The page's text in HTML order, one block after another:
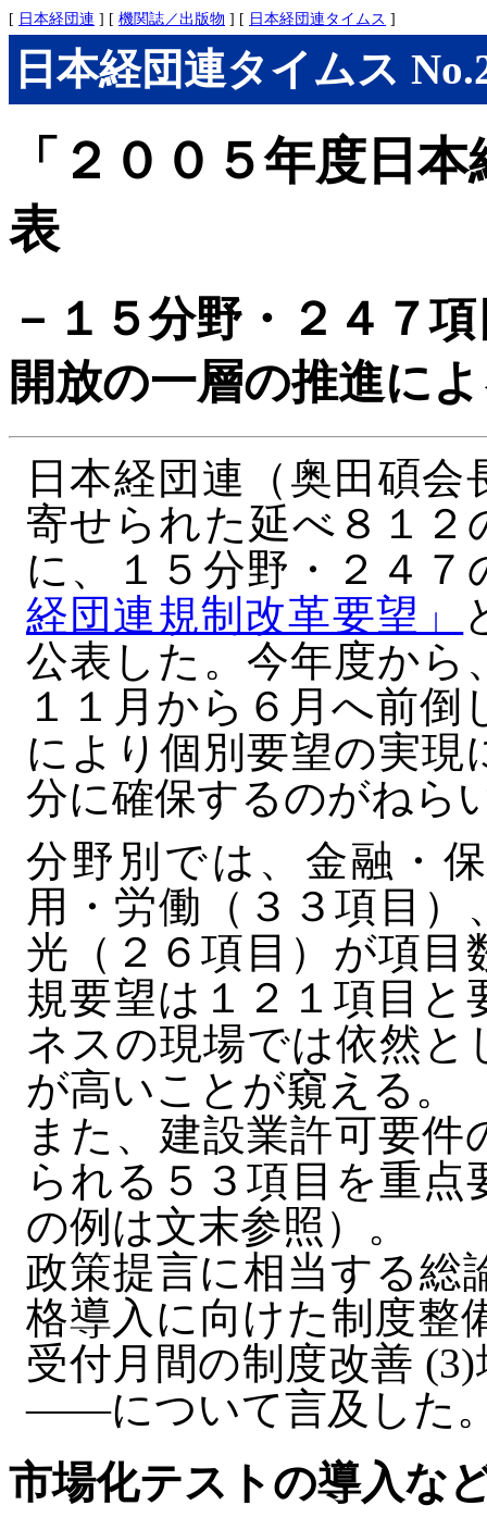
[ 日本経団連 ] [ 機関誌／出版物 ] [ 日本経団連タイムス ]
日本経団連タイムス
「２００５年度日
表
－１５分野・２４７
開放の一層の推進に
日本経団連（奥田碩
寄せられた延べ８１２
に、１５分野・２４７
経団連規制改革要望」
公表した。今年度から
１１月から６月へ前
により個別要望の実
分に確保するのがねら
分野別では、金融・
用・労働（３３項目
光（２６項目）が項目
規要望は１２１項目
ネスの現場では依然
が高いことが窺える。
また、建設業許可要
られる５３項目を重
の例は文末参照）。
政策提言に相当する総
格導入に向けた制度整
受付月間の制度改善
――について言及した
市場化テストの導入な